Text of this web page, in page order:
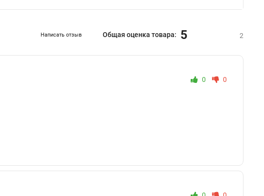
Написать отзыв Общая оценка товара: 5 2
0
0